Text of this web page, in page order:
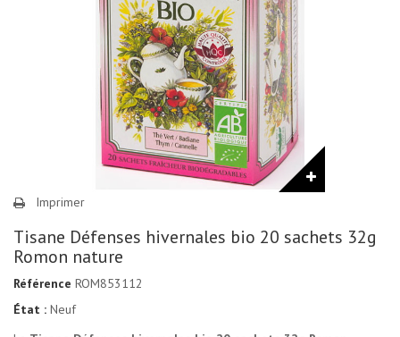
Imprimer
Tisane Défenses hivernales bio 20 sachets 32g
Romon nature
Référence ROM853112
État : Neuf